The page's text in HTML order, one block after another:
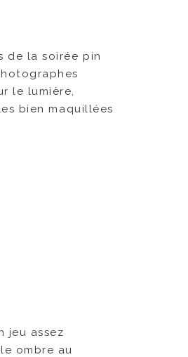
de la soirée pin
le lumière,
bien maquillées
jeu assez
ombre au